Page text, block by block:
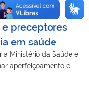
trabalhode
preceptores
em saúde
Ministério da Saúde e
aperfeiçoamento e